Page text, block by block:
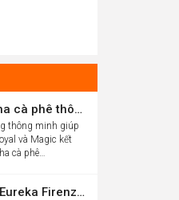
Saeco Pro.Up – Điều khiển máy pha cà phê thông minh Saeco Royal & Magic bằng điện thoại
thông minh giúp
và Magic kết
cà phê…
Combo Wega Lunna A1 Group và Eureka Firenze 75 chỉ 61,9 triệu